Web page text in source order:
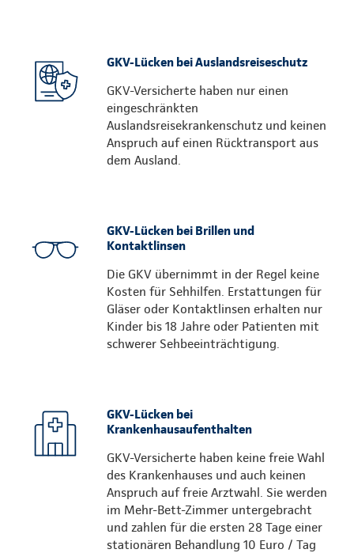
GKV-Lücken bei Auslandsreiseschutz
GKV-Versicherte haben nur einen
eingeschränkten
Auslandsreisekrankenschutz und keinen
Anspruch auf einen Rücktransport aus
dem Ausland.
GKV-Lücken bei Brillen und
Kontaktlinsen
Die GKV übernimmt in der Regel keine
Kosten für Sehhilfen. Erstattungen für
Gläser oder Kontaktlinsen erhalten nur
Kinder bis 18 Jahre oder Patienten mit
schwerer Sehbeeinträchtigung.
GKV-Lücken bei
Krankenhausaufenthalten
GKV-Versicherte haben keine freie Wahl
des Krankenhauses und auch keinen
Anspruch auf freie Arztwahl. Sie werden
im Mehr-Bett-Zimmer untergebracht
und zahlen für die ersten 28 Tage einer
stationären Behandlung 10 Euro / Tag